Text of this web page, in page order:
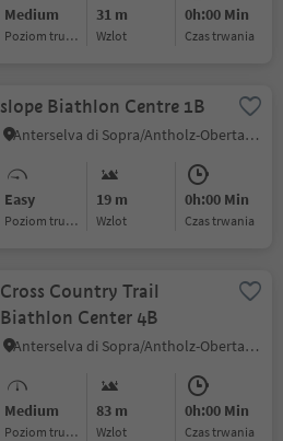
Medium
Poziom trudności
31 m
Wzlot
0h:00 Min
czas trwania
slope Biathlon Centre 1B
Anterselva di Sopra/Antholz-Obertal, Rasen-Antholz/Rasun Anterselva, Dolomites Region Kronplatz/Plan de Corones
Easy
Poziom trudności
19 m
Wzlot
0h:00 Min
czas trwania
Cross Country Trail
Biathlon Center 4B
Anterselva di Sopra/Antholz-Obertal, Rasen-Antholz/Rasun Anterselva, Dolomites Region Kronplatz/Plan de Corones
Medium
Poziom trudności
83 m
Wzlot
0h:00 Min
czas trwania